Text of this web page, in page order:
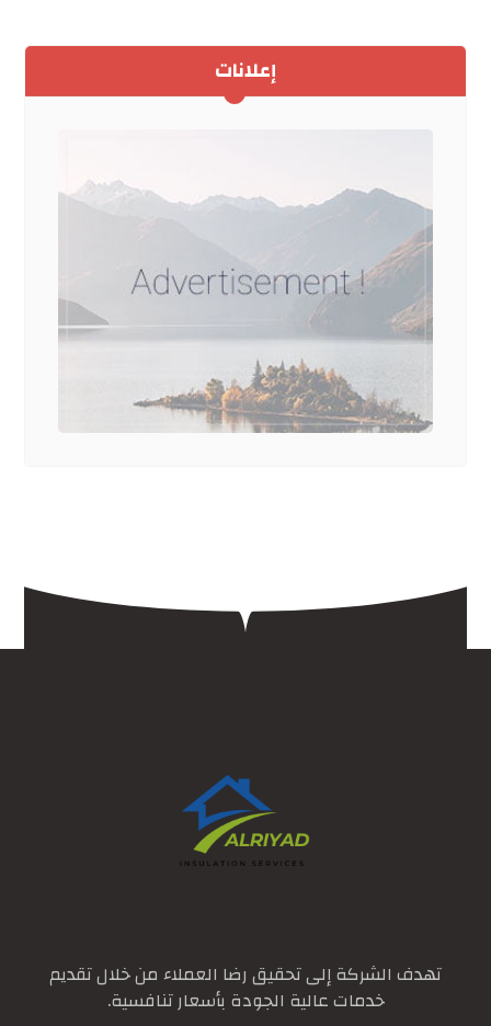
إعلانات
تهدف الشركة إلى تحقيق رضا العملاء من خلال تقديم
خدمات عالية الجودة بأسعار تنافسية.